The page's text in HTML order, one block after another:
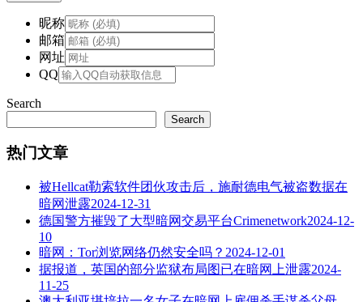
昵称
邮箱
网址
QQ
Search
Search
热门文章
被Hellcat勒索软件团伙攻击后，施耐德电气被盗数据在
暗网泄露2024-12-31
德国警方摧毁了大型暗网交易平台Crimenetwork2024-12-
10
暗网：Tor浏览网络仍然安全吗？ 2024-12-01
据报道，英国的部分监狱布局图已在暗网上泄露2024-
11-25